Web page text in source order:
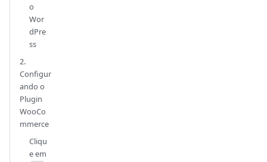
o
Wor
dPre
ss
2.
Configur
ando o
Plugin
WooCo
mmerce
Cliqu
e em